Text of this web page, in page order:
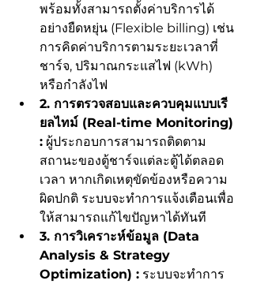
พร้อมทั้งสามารถตั้งค่าบริการได้
อย่างยืดหยุ่น (Flexible billing) เช่น
การคิดค่าบริการตามระยะเวลาที่
ชาร์จ, ปริมาณกระแสไฟ (kWh)
หรือกำลังไฟ
2. การตรวจสอบและควบคุมแบบเรี
ยลไทม์ (Real-time Monitoring)
: ผู้ประกอบการสามารถติดตาม
สถานะของตู้ชาร์จแต่ละตู้ได้ตลอด
เวลา หากเกิดเหตุขัดข้องหรือความ
ผิดปกติ ระบบจะทำการแจ้งเตือนเพื่อ
ให้สามารถแก้ไขปัญหาได้ทันที
3. การวิเคราะห์ข้อมูล (Data
Analysis & Strategy
Optimization) : ระบบจะทำการ